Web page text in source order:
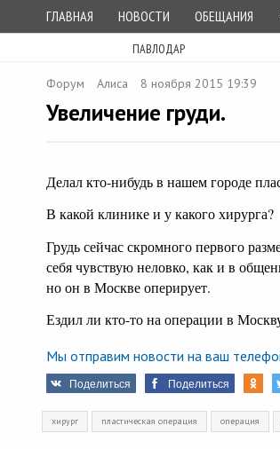
ГЛАВНАЯ НОВОСТИ ОБЕЩАНИЯ
ПАВЛОДАР
Форум Алиса 8 ноября 2015 19:39
Увеличение груди.
Делал кто-нибудь в нашем городе
В какой клинике и у какого хирурга?
Грудь сейчас скромного первого
себя чувствую неловко, как и в
но он в Москве оперирует.
Ездил ли кто-то на операции в
Мы отправим новости на ваш
Поделиться Поделиться
хирург пластическая операция операция